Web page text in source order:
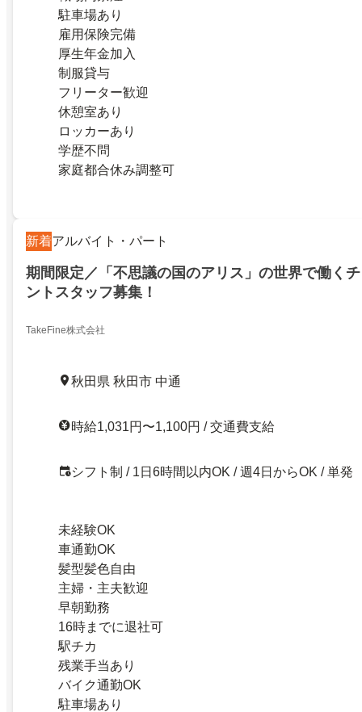
駐車場あり
雇用保険完備
厚生年金加入
制服貸与
フリーター歓迎
休憩室あり
ロッカーあり
学歴不問
家庭都合休み調整可
新着アルバイト・パート
期間限定／「不思議の国のアリス」の世界で働く
ントスタッフ募集！
TakeFine株式会社
秋田県 秋田市 中通
時給1,031円〜1,100円 / 交通費支給
シフト制 / 1日6時間以内OK / 週4日からOK / 単発
未経験OK
車通勤OK
髪型髪色自由
主婦・主夫歓迎
早朝勤務
16時までに退社可
駅チカ
残業手当あり
バイク通勤OK
駐車場あり